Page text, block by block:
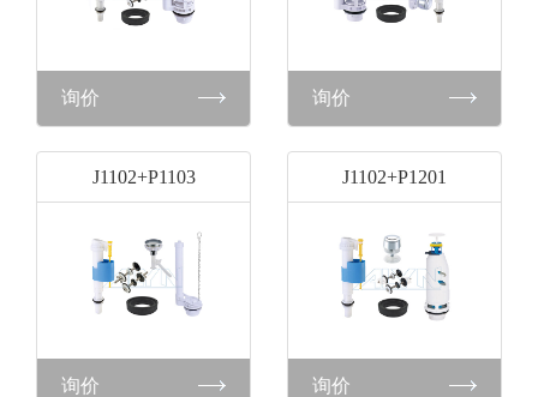
询价 询价
J1102+P1103
询价
J1102+P1201
询价